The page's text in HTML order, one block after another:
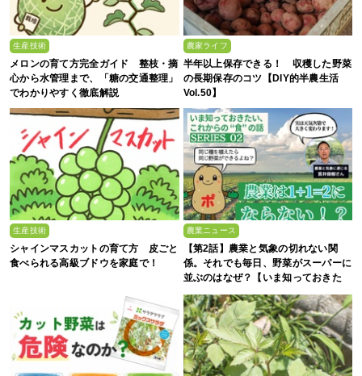
生産技術
メロンの育て方完全ガイド 整枝・摘
心から水管理まで、「糖の交通整理」
でわかりやすく徹底解説
農家ライフ
半年以上保存できる！ 収穫した野菜
の長期保存のコツ【DIY的半農生活
Vol.50】
生産技術
シャインマスカットの育て方 皮ごと
食べられる高級ブドウを家庭で！
農業ニュース
【第2話】農業と気象の切れない関
係。それでも毎日、野菜がスーパーに
並ぶのはなぜ？【いま知っておきた
い、これからの”食”の話】